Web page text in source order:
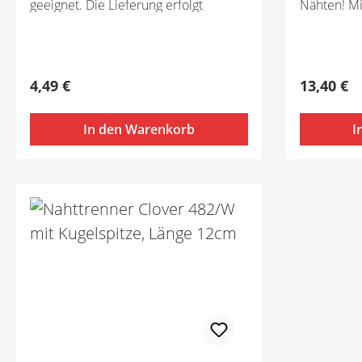
geeignet. Die Lieferung erfolgt
Regulärer Preis:
4,49 €
In den Warenkorb
Nähten!
Regulärer
13,40 €